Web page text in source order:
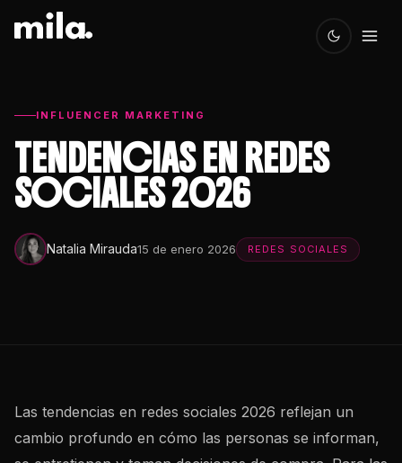
INFLUENCER MARKETING
TENDENCIAS EN REDES
SOCIALES 2026
Natalia Mirauda15 de enero 2026 REDES SOCIALES
Las tendencias en redes sociales 2026 reflejan un
cambio profundo en cómo las personas se informan,